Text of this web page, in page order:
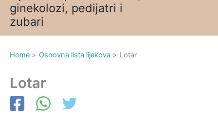
ginekolozi, pedijatri i
zubari
Home Osnovna lista lijekova Lotar
Lotar